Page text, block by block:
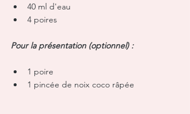
40 ml d'eau
4 poires
Pour la présentation (optionnel) :
1 poire
1 pincée de noix coco râpée